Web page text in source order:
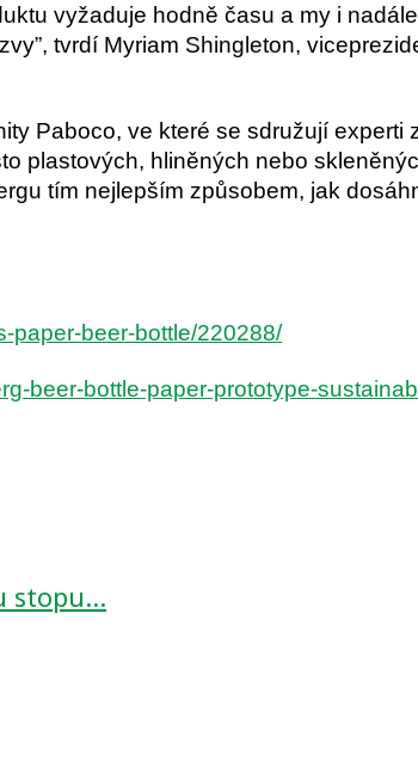
vyžaduje hodně času a my i
tvrdí Myriam Shingleton,
Paboco, ve které se sdružují experti
plastových, hliněných nebo
tím nejlepším způsobem, jak
paper-beer-bottle/220288/
beer-bottle-paper-prototype-
stopu…